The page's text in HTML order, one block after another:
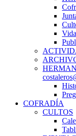
COFRADÍA
CULTOS